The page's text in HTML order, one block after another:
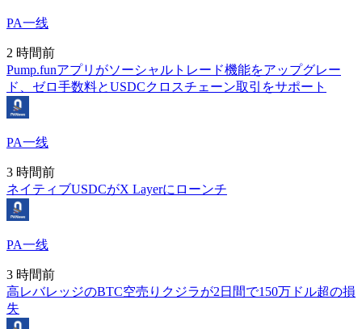
PA一线
2 時間前
Pump.funアプリがソーシャルトレード機能をアップグレー
ド、ゼロ手数料とUSDCクロスチェーン取引をサポート
PA一线
3 時間前
ネイティブUSDCがX Layerにローンチ
PA一线
3 時間前
高レバレッジのBTC空売りクジラが2日間で150万ドル超の損
失